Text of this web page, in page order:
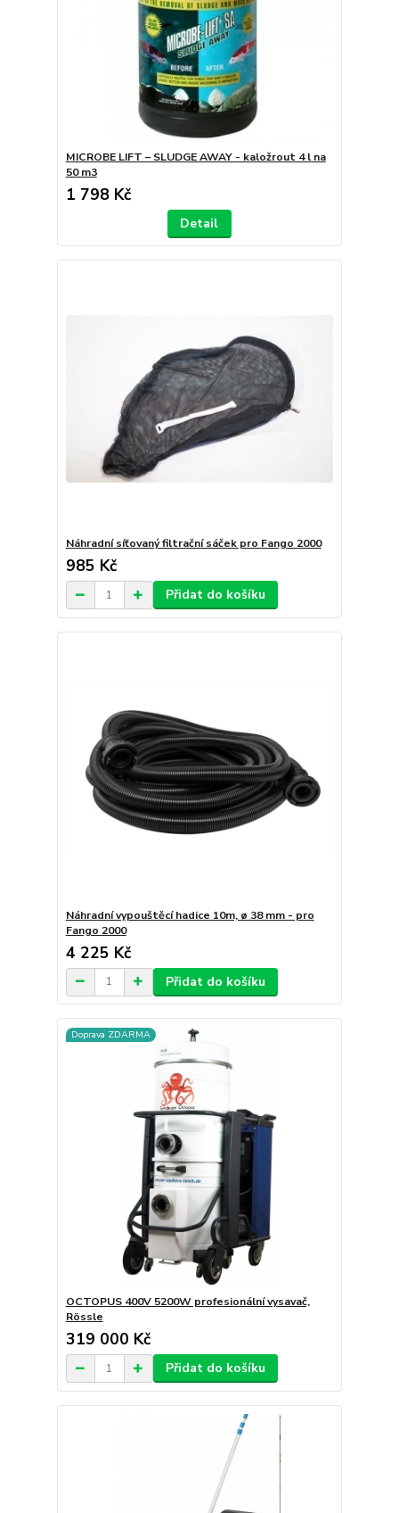
MICROBE LIFT – SLUDGE AWAY - kaložrout 4 l na
50 m3
1 798 Kč
Detail
Náhradní síťovaný filtrační sáček pro Fango 2000
985 Kč
Přidat do košíku
Náhradní vypouštěcí hadice 10m, ø 38 mm - pro
Fango 2000
4 225 Kč
Přidat do košíku
Doprava ZDARMA
OCTOPUS 400V 5200W profesionální vysavač,
Rössle
319 000 Kč
Přidat do košíku